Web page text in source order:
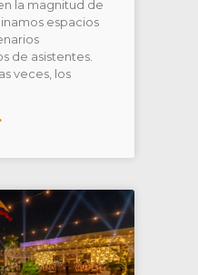
la magnitud de
espacios
de asistentes.
veces, los